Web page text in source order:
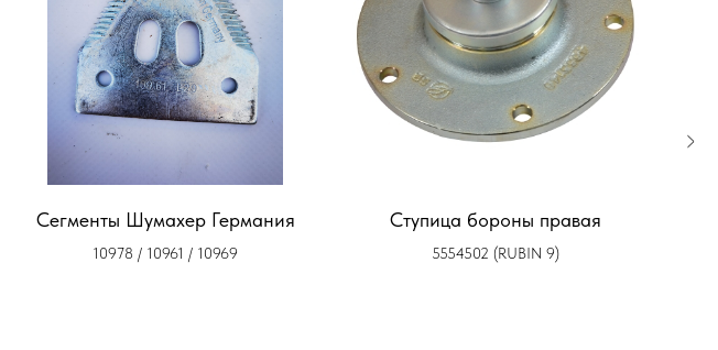
Сегменты Шумахер Германия
10978 / 10961 / 10969
Ступица бороны правая
5554502 (RUBIN 9)